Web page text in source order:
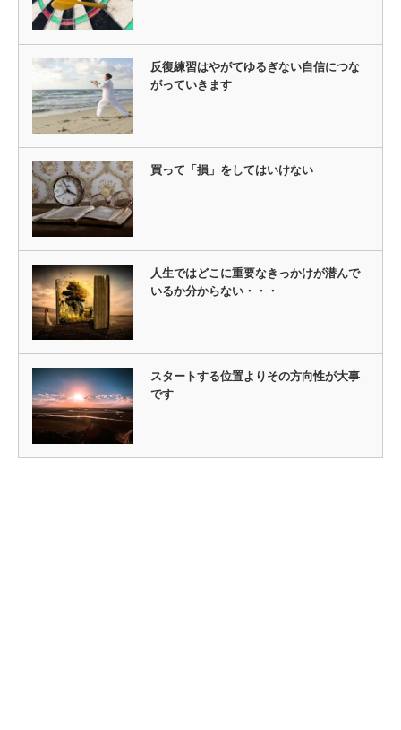
反復練習はやがてゆるぎない自信につな
がっていきます
買って「損」をしてはいけない
人生ではどこに重要なきっかけが潜んで
いるか分からない・・・
スタートする位置よりその方向性が大事
です